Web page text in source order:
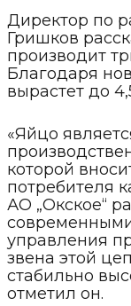
Директор по
Гришков
производит
Благодаря
вырастет до
«Яйцо
которой
потребителя
АО „Окское“
управления
звена этой
стабильно
отметил он.